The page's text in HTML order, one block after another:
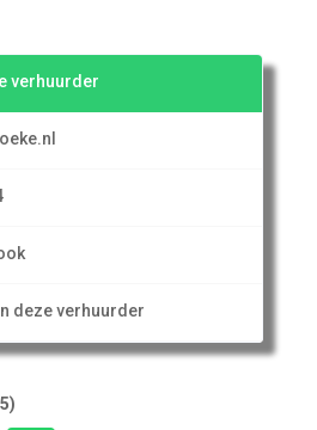
verhuurder
deze verhuurder